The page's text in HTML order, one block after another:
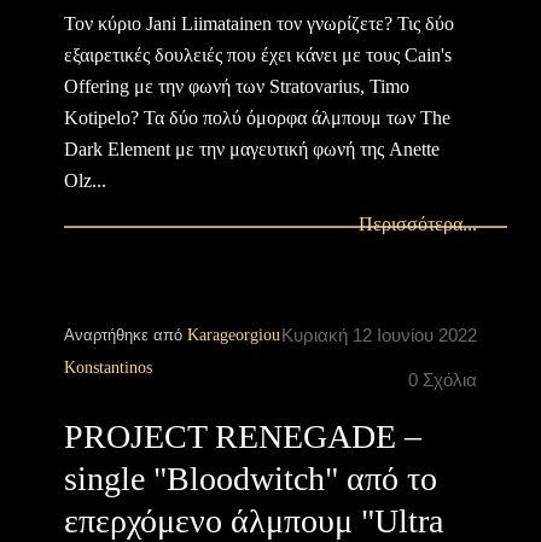
Τον κύριο Jani Liimatainen τον γνωρίζετε? Τις δύο
εξαιρετικές δουλειές που έχει κάνει με τους Cain's
Offering με την φωνή των Stratovarius, Timo
Kotipelo? Τα δύο πολύ όμορφα άλμπουμ των The
Dark Element με την μαγευτική φωνή της Anette
Olz...
Περισσότερα...
Κυριακή 12 Ιουνίου 2022
0 Σχόλια
Αναρτήθηκε από Karageorgiou
Konstantinos
PROJECT RENEGADE –
single "Bloodwitch" από το
επερχόμενο άλμπουμ "Ultra